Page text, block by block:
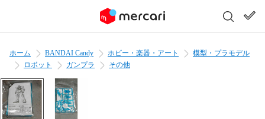
ホーム BANDAI Candy ホビー・楽器・アート
模型・プラモデル
ロボット
ガンプラ その他